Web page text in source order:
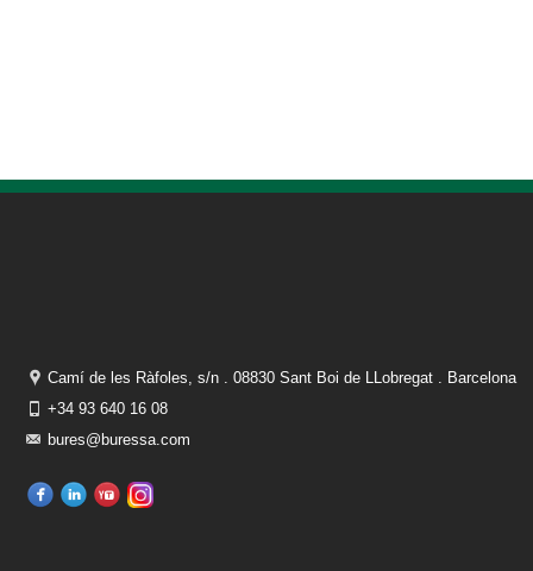
Camí de les Ràfoles, s/n . 08830 Sant Boi de LLobregat . Barcelona
+34 93 640 16 08
bures@buressa.com